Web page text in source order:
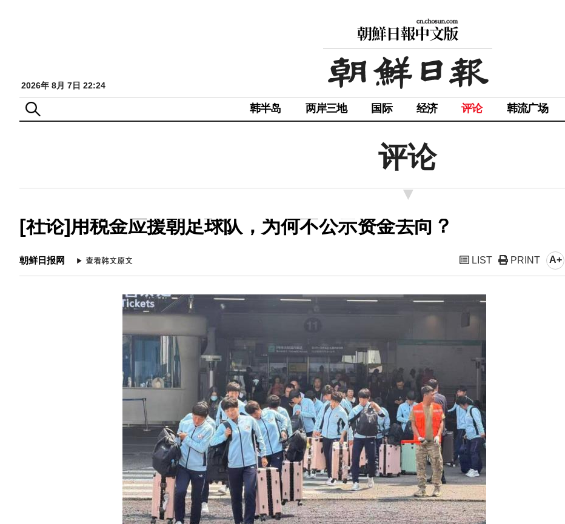
2026年 8月 7日 22:24
韩半岛 两岸三地 国际 经济 评论 韩流广场
评论
[社论]用税金应援朝足球队，为何不公示资金去向？
朝鲜日报网 LIST PRINT A+